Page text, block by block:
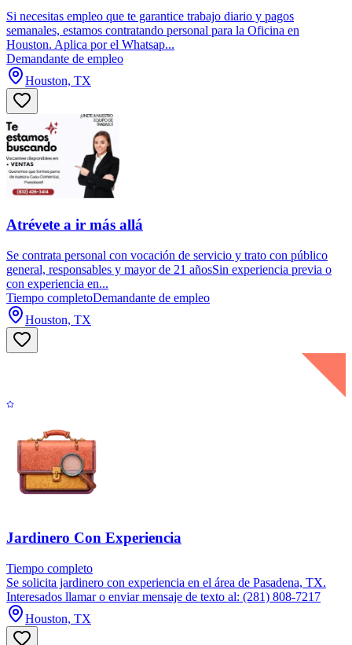
Si necesitas empleo que te garantice trabajo diario y pagos
semanales, estamos contratando personal para la Oficina en
Houston. Aplica por el Whatsap...
Demandante de empleo
Houston, TX
Atrévete a ir más allá
Se contrata personal con vocación de servicio y trato con público
general, responsables y mayor de 21 añosSin experiencia previa o
con experiencia en...
Tiempo completoDemandante de empleo
Houston, TX
Jardinero Con Experiencia
Tiempo completo
Se solicita jardinero con experiencia en el área de Pasadena, TX.
Interesados llamar o enviar mensaje de texto al: (281) 808-7217
Houston, TX